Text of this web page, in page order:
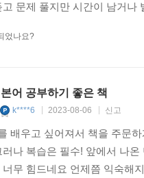
기회가 되어서 좋았습니
을 공부해보니 전체적으로 문
문법 흐름이 잡힐 것 같아
과 〈장문 도전하기〉를
가 됩니다.
고 문제 풀지만 시간이 남거
었나요?
어 공부하기 좋은 책
k****6 2023-08-06 신고
배우고 싶어져서 책을 주문
러나 복습은 필수! 앞에서 나
너무 힘드네요 언제쯤 익숙해